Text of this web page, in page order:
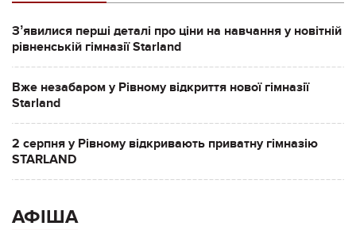
Зʼявилися перші деталі про ціни на навчання у новітній
рівненській гімназії Starland
Вже незабаром у Рівному відкриття нової гімназії
Starland
2 серпня у Рівному відкривають приватну гімназію
STARLAND
АФІША